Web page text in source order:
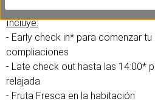
Incluye:
- Early check in* para comenzar tu
compliaciones
- Late check out hasta las 14:00*
relajada
- Fruta Fresca en la habitación